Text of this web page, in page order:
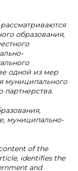
образования,
одной из мер
муниципального
партнерства.
муниципально-
of the
identifies the
and